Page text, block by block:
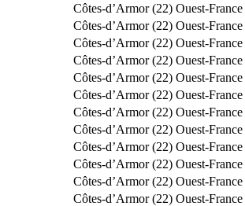
Côtes-d’Armor (22) Ouest-France
Côtes-d’Armor (22) Ouest-France
Côtes-d’Armor (22) Ouest-France
Côtes-d’Armor (22) Ouest-France
Côtes-d’Armor (22) Ouest-France
Côtes-d’Armor (22) Ouest-France
Côtes-d’Armor (22) Ouest-France
Côtes-d’Armor (22) Ouest-France
Côtes-d’Armor (22) Ouest-France
Côtes-d’Armor (22) Ouest-France
Côtes-d’Armor (22) Ouest-France
Côtes-d’Armor (22) Ouest-France